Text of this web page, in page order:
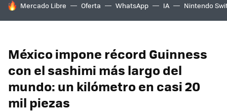
HOY SE HABLA DE
Mercado Libre Oferta WhatsApp IA Nintendo
México impone récord Guinness
con el sashimi más largo del
mundo: un kilómetro en casi 20
mil piezas